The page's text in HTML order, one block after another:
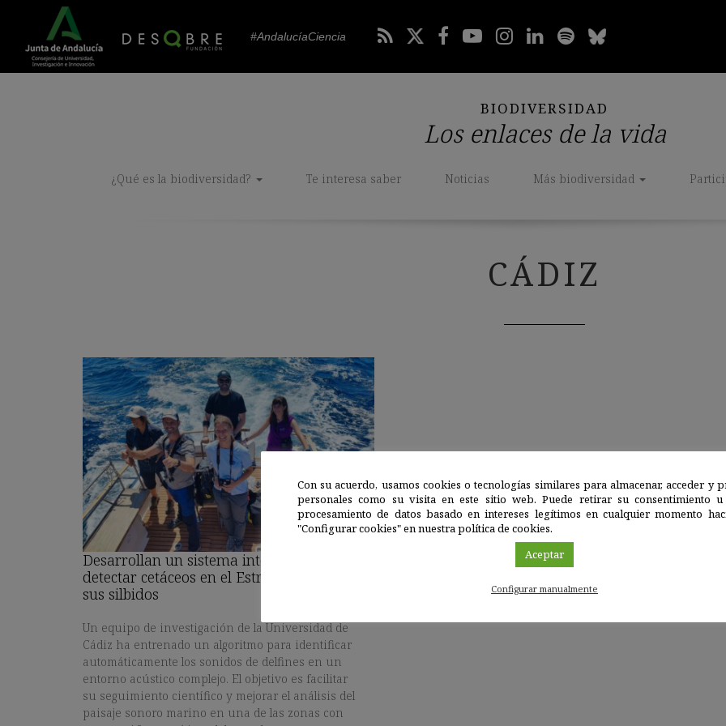
#AndalucíaCiencia
BIODIVERSIDAD
Los enlaces de la vida
¿Qué es la biodiversidad? Te interesa saber Noticias Más biodiversidad
CÁDIZ
Desarrollan un sistema inteligente para
detectar cetáceos en el Estrecho mediante
sus silbidos
Un equipo de investigación de la Universidad de
Cádiz ha entrenado un algoritmo para identificar
automáticamente los sonidos de delfines en un
entorno acústico complejo. El objetivo es facilitar
su seguimiento científico y mejorar el análisis del
paisaje sonoro marino en una de las zonas con
Con su acuerdo, usamos cookies o tecnologías similares para almacenar, acceder y
personales como su visita en este sitio web. Puede retirar su consentimiento
procesamiento de datos basado en intereses legítimos en cualquier momento
"Configurar cookies" en nuestra política de cookies.
Aceptar
Configurar manualmente